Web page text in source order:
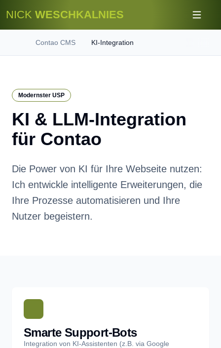
NICK WESCHKALNIES
Contao CMS KI-Integration
Modernster USP
KI & LLM-Integration
für Contao
Die Power von KI für Ihre Webseite nutzen:
Ich entwickle intelligente Erweiterungen, die
Ihre Prozesse automatisieren und Ihre
Nutzer begeistern.
Smarte Support-Bots
Integration von KI-Assistenten (z.B. via Google